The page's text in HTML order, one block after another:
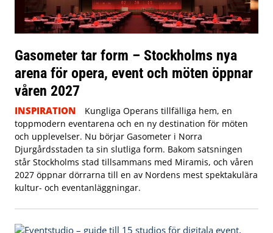
Gasometer tar form – Stockholms nya
arena för opera, event och möten öppnar
våren 2027
INSPIRATION
Kungliga Operans tillfälliga hem, en
toppmodern eventarena och en ny destination för möten
och upplevelser. Nu börjar Gasometer i Norra
Djurgårdsstaden ta sin slutliga form. Bakom satsningen
står Stockholms stad tillsammans med Miramis, och våren
2027 öppnar dörrarna till en av Nordens mest spektakulära
kultur- och eventanläggningar.